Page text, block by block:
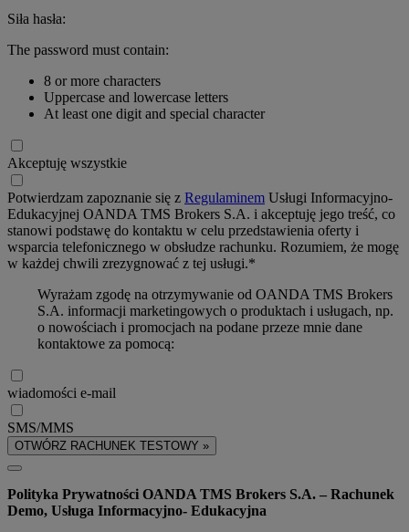
Siła hasła:
The password must contain:
8 or more characters
Uppercase and lowercase letters
At least one digit and special character
Akceptuję wszystkie
Potwierdzam zapoznanie się z Regulaminem Usługi Informacyjno-
Edukacyjnej OANDA TMS Brokers S.A. i akceptuję jego treść, co
stanowi podstawę do kontaktu w celu przedstawienia oferty i
wsparcia telefonicznego w obsłudze rachunku. Rozumiem, że mogę
w każdej chwili zrezygnować z tej usługi.*
Wyrażam zgodę na otrzymywanie od OANDA TMS Brokers
S.A. informacji marketingowych o produktach i usługach, np.
o nowościach i promocjach na podane przeze mnie dane
kontaktowe za pomocą:
wiadomości e-mail
SMS/MMS
OTWÓRZ RACHUNEK TESTOWY »
Polityka Prywatności OANDA TMS Brokers S.A. – Rachunek
Demo, Usługa Informacyjno- Edukacyjna